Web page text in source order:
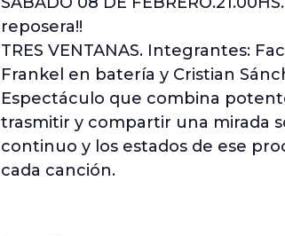
reposera!!
TRES VENTANAS. Integrantes:
Frankel en batería y Cristian
Espectáculo que combina
trasmitir y compartir una mirada
continuo y los estados de ese
cada canción.